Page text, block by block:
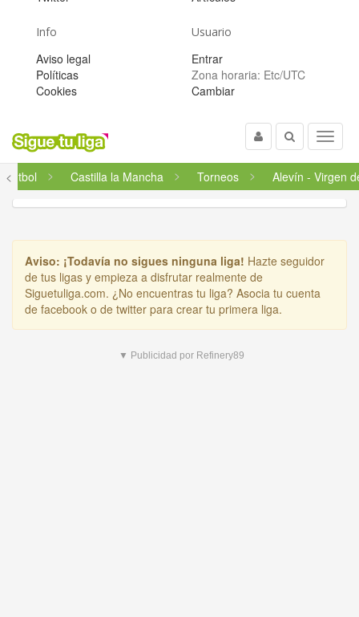
Info
Aviso legal
Políticas
Cookies
Usuario
Entrar
Zona horaria: Etc/UTC
Cambiar
Menu
Buscar
Usuario
<
Fútbol Castilla la Mancha Torneos
Aviso: ¡Todavía no sigues ninguna liga! Hazte seguidor
de tus ligas y empieza a disfrutar realmente de
Siguetuliga.com. ¿No encuentras tu liga? Asocia tu cuenta
de facebook o de twitter para crear tu primera liga.
▼ Publicidad por Refinery89